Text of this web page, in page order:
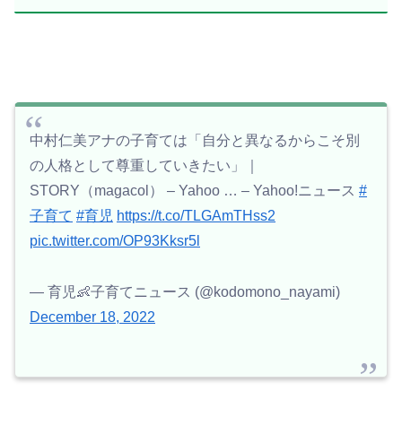
中村仁美アナの子育ては「自分と異なるからこそ別
の人格として尊重していきたい」｜
STORY（magacol） – Yahoo … – Yahoo!ニュース #
子育て #育児 https://t.co/TLGAmTHss2
pic.twitter.com/OP93Kksr5l
— 育児👶子育てニュース (@kodomono_nayami)
December 18, 2022